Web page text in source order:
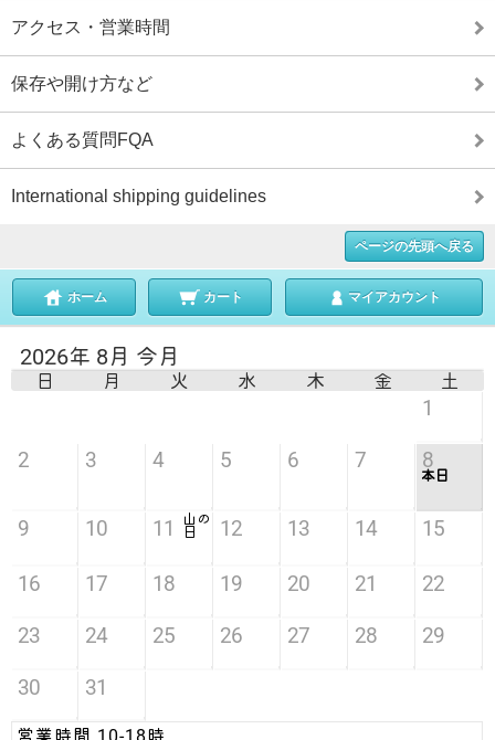
アクセス・営業時間
保存や開け方など
よくある質問FQA
International shipping guidelines
ページの先頭へ戻る
ホーム カート マイアカウント